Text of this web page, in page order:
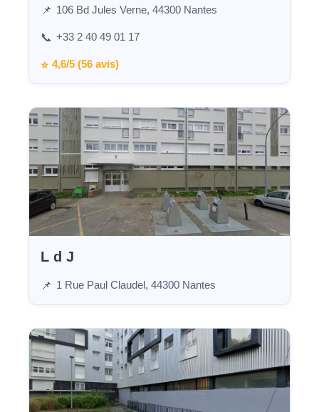
📌 106 Bd Jules Verne, 44300 Nantes
📞 +33 2 40 49 01 17
⭐ 4,6/5 (56 avis)
L d J
📌 1 Rue Paul Claudel, 44300 Nantes